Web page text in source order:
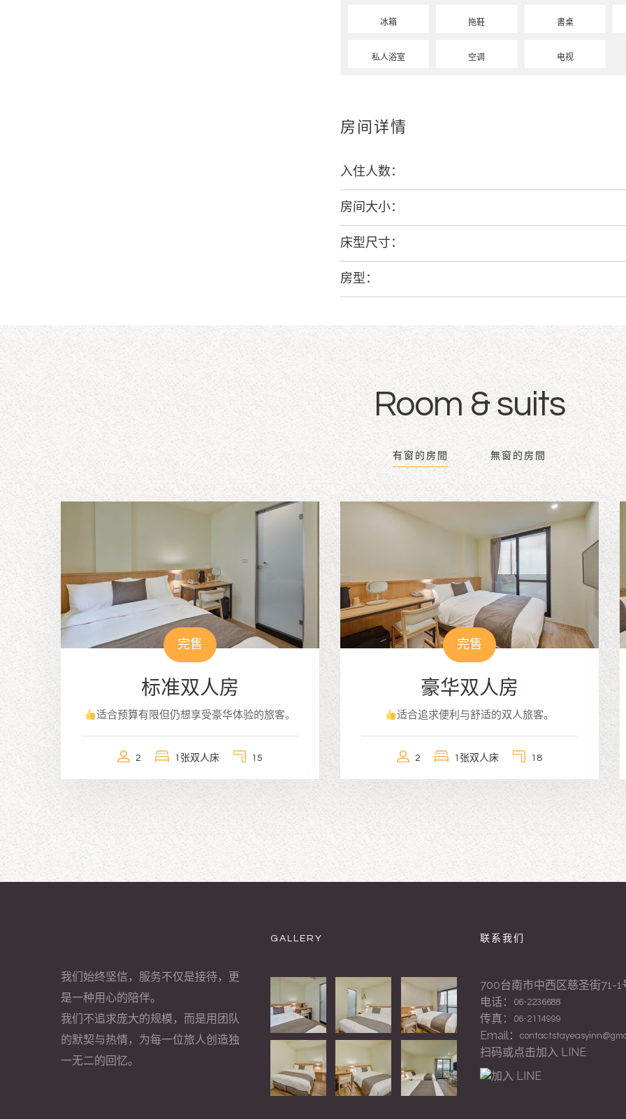
冰箱 拖鞋 書桌
私人浴室 空调 电视
房间详情
入住人数：
房间大小：
床型尺寸：
房型：
Room & suits
有窗的房間 無窗的房間
完售
标准双人房
适合预算有限但仍想享受豪华体验的旅客。
2 1张双人床 15
完售
豪华双人房
适合追求便利与舒适的双人旅客。
2 1张双人床 18
我们始终坚信，服务不仅是接待，更
是一种用心的陪伴。
我们不追求庞大的规模，而是用团队
的默契与热情，为每一位旅人创造独
一无二的回忆。
GALLERY 联系我们
700台南市中西区慈圣街71-1
电话：
06-2236688
传真： 06-2114999
Email：
扫码或点击加入 LINE